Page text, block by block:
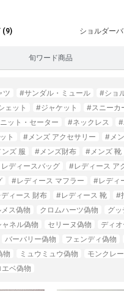
旬ワード商品
(9) ショルダー
ツ #サンダル・ミュール
#ショ
ェット
#ジャケット #スニーカ
ット・セーター #ネックレス #
ト #メンズ アクセサリー
#メ
ズ 服 #メンズ財布 #メンズ 靴
ディースバッグ
#レディース ア
#レディース マフラー #レディ
ィース 財布 #レディース 靴
#
ス偽物 クロムハーツ偽物 グッ
ャネル偽物 セリーヌ偽物
ディ
バーバリー偽物 フェンディ偽物
物
ミュウミュウ偽物 モンクレ
エベ偽物